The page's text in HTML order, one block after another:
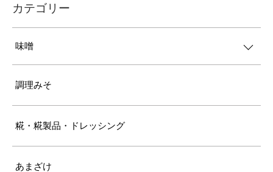
カテゴリー
味噌
調理みそ
糀・糀製品・ドレッシング
あまざけ